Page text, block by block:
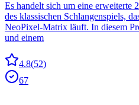
Es handelt sich um eine erweiterte
des klassischen Schlangenspiels,
NeoPixel-Matrix läuft. In diesem
und einem
4.8(52)
67